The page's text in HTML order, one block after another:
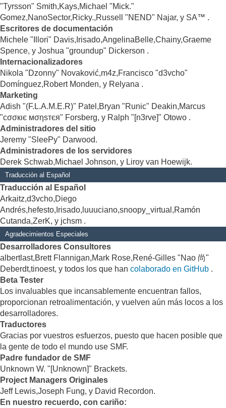
"Tyrsson" Smith,Kays,Michael "Mick."
Gomez,NanoSector,Ricky.,Russell "NEND" Najar, y SA™ .
Escritores de documentación
Michele "Illori" Davis,Irisado,AngelinaBelle,Chainy,Graeme
Spence, y Joshua "groundup" Dickerson .
Internacionalizadores
Nikola "Dzonny" Novaković,m4z,Francisco "d3vcho"
Domínguez,Robert Monden, y Relyana .
Marketing
Adish "(F.L.A.M.E.R)" Patel,Bryan "Runic" Deakin,Marcus
"cσσкιє мσηѕтєя" Forsberg, y Ralph "[n3rve]" Otowo .
Administradores del sitio
Jeremy "SleePy" Darwood.
Administradores de los servidores
Derek Schwab,Michael Johnson, y Liroy van Hoewijk.
Traducción al Español
Traducción al Español
Arkaitz,d3vcho,Diego
Andrés,hefesto,Irisado,luuuciano,snoopy_virtual,Ramón
Cutanda,ZerK, y jchsm .
Agradecimientos Especiales
Desarrolladores Consultores
albertlast,Brett Flannigan,Mark Rose,René-Gilles "Nao 尚"
Deberdt,tinoest, y todos los que han colaborado en GitHub .
Beta Tester
Los invaluables que incansablemente encuentran fallos,
proporcionan retroalimentación, y vuelven aún más locos a los
desarrolladores.
Traductores
Gracias por vuestros esfuerzos, puesto que hacen posible que
la gente de todo el mundo use SMF.
Padre fundador de SMF
Unknown W. "[Unknown]" Brackets.
Project Managers Originales
Jeff Lewis,Joseph Fung, y David Recordon.
En nuestro recuerdo, con cariño: